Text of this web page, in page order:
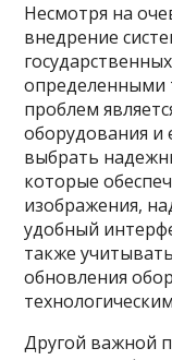
Несмотря на
внедрение
определенными
проблем
оборудования и
выбрать
которые
изображения,
удобный
также
обновления
Другой важной